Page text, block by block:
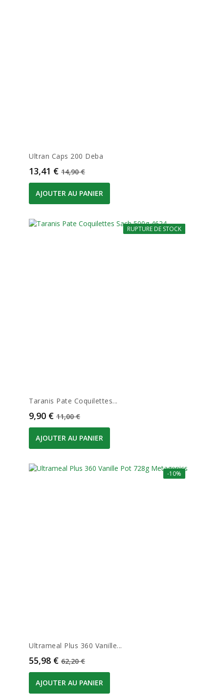
Ultran Caps 200 Deba
Prix
13,41 € Prix de base
14,90 €
AJOUTER AU PANIER
-10%
RUPTURE DE STOCK
Taranis Pate Coquilettes...
Prix
9,90 € Prix de base
11,00 €
AJOUTER AU PANIER
-10%
Ultrameal Plus 360 Vanille...
Prix
55,98 € Prix de base
62,20 €
AJOUTER AU PANIER